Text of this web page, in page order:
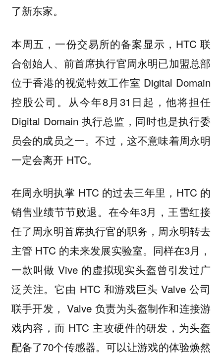
了新东家。
本周五，一份交易所的备案显示，HTC 联
合创始人、前首席执行官周永明已加盟总部
位于香港的视觉特效工作室 Digital Domain
控股公司。从今年8月31日起，他将担任
Digital Domain 执行总监，同时也是执行委
员会的成员之一。不过，这不意味着周永明
一定会离开 HTC。
在周永明执掌 HTC 的过去三年里，HTC 的
销售业绩节节败退。在今年3月，王雪红接
任了周永明首席执行官的职务，周永明转去
主管 HTC 的未来发展实验室。同样在3月，
一款叫做 Vive 的虚拟现实头盔曾引发过广
泛关注。它由 HTC 和游戏巨头 Valve 公司
联手开发， Valve 负责为头盔制作和连接游
戏内容，而 HTC 主攻硬件的研发，为头盔
配备了70个传感器。可以让游戏的体验焕然